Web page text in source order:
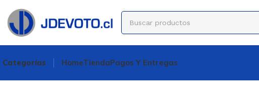
Categorías HomeTiendaPagos Y Entregas